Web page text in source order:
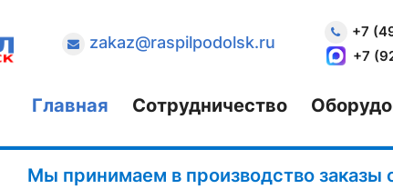
zakaz@raspilpodolsk.ru
+7
+7
Главная Сотрудничество
Мы принимаем в производство заказы